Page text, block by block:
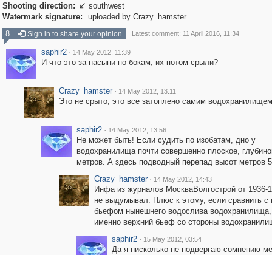
Shooting direction:  southwest
Watermark signature:
uploaded by Crazy_hamster
8
Sign in to share your opinion Latest comment: 11 April 2016, 11:34
saphir2 · 14 May 2012, 11:39
И что это за насыпи по бокам, их потом срыли?
Crazy_hamster · 14 May 2012, 13:11
Это не срыто, это все затоплено самим водохранилищем
saphir2 · 14 May 2012, 13:56
Не может быть! Если судить по изобатам, дно у
водохранилища почти совершенно плоское,
метров. А здесь подводный перепад высот метров
Crazy_hamster · 14 May 2012, 14:43
Инфа из журналов МоскваВолгострой от 1936-
не выдумывал. Плюс к этому, если сравнить с
бьефом нынешнего водослива водохранилища,
именно верхний бьеф со стороны
saphir2 · 15 May 2012, 03:54
Да я нисколько не подвергаю сомнению